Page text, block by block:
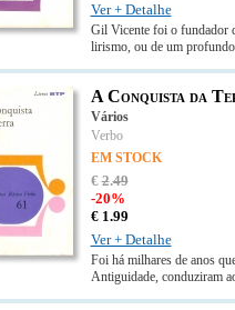
Ver + Detalhe
Gil Vicente foi o fundador
lirismo, ou de um
A Conquista da
Vários
Verbo
EM STOCK
€2.49
-20%
€ 1.99
Ver + Detalhe
Foi há milhares de anos
Antiguidade, conduziram